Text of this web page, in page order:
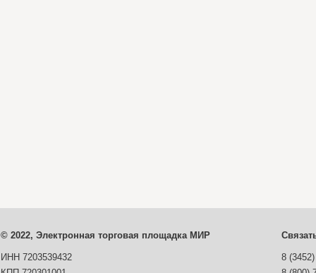
© 2022, Электронная торговая площадка МИР
ИНН 7203539432
8